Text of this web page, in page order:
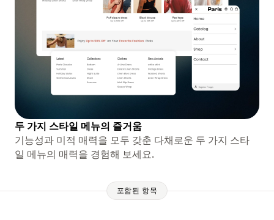
두 가지 스타일 메뉴의 즐거움
기능성과 미적 매력을 모두 갖춘 다채로운 두 가지 스타
일 메뉴의 매력을 경험해 보세요.
포함된 항목